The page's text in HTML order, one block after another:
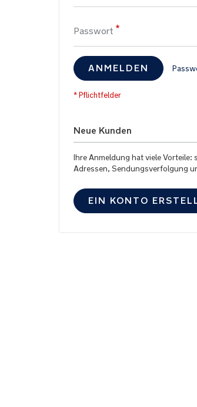
Passwort
ANMELDEN
Neue Kunden
Ihre Anmeldung hat viele
Adressen, Sendungsverfolgung
EIN KONTO